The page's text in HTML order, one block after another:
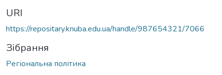
URI
https://repositary.knuba.edu.ua/handle/987654321/7066
Зібрання
Регіональна політика